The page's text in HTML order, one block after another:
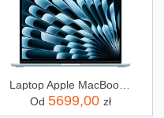
Laptop Apple MacBook Air 13,6"/M5/16GB/512GB/macOS (MDHH4ZEA)
Od 5699,00 zł